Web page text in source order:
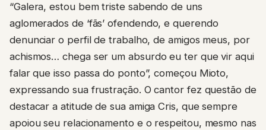
“Galera, estou bem triste sabendo de uns
aglomerados de ‘fãs’ ofendendo, e querendo
denunciar o perfil de trabalho, de amigos meus, por
achismos… chega ser um absurdo eu ter que vir aqui
falar que isso passa do ponto”, começou Mioto,
expressando sua frustração. O cantor fez questão de
destacar a atitude de sua amiga Cris, que sempre
apoiou seu relacionamento e o respeitou, mesmo nas